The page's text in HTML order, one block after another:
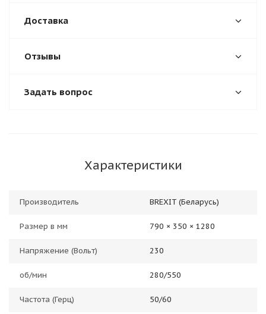
Доставка
Отзывы
Задать вопрос
Характеристики
Производитель BREXIT (Беларусь)
Размер в мм 790 × 350 × 1280
Напряжение (Вольт) 230
об/мин 280/550
Частота (Герц) 50/60